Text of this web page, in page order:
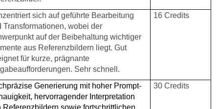
sich auf geführte Bearbeitung
Transformationen, wobei der
auf der Beibehaltung wichtiger
aus Referenzbildern liegt. Gut
für kurze, prägnante
Sehr schnell.
16 Credits
Generierung mit hoher Prompt-
hervorragender Interpretation
Referenzbildern sowie fortschrittlichen
30 Credits